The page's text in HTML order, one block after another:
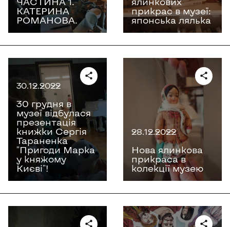
КАТЕРИНА
РОМАНОВА.
прикрас в музеї:
японська лялька
30.12.2022
30 грудня в
музеї відбулася
презентація
книжки Сергія
Тараненка
"Пригоди Марка
у княжому
Києві"!
28.12.2022
Нова ялинкова
прикраса в
колекції музею